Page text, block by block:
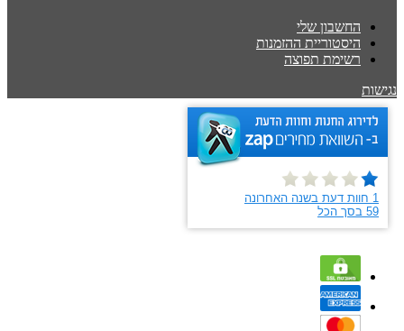
החשבון שלי
היסטוריית ההזמנות
רשימת תפוצה
נגישות